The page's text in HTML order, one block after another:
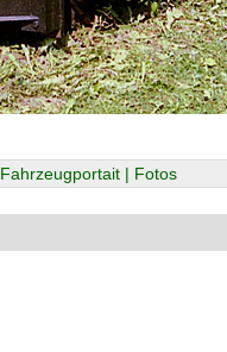
Fahrzeugportait | Fotos